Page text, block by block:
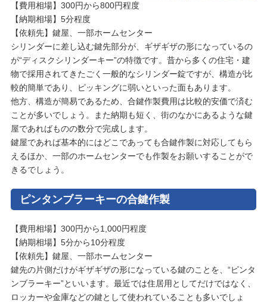
【費用相場】300円から800円程度
【納期相場】5分程度
【依頼先】鍵屋、一部ホームセンター
シリンダーに差し込む鍵先部分が、ギザギザの形になっているの
が“ディスクシリンダーキー”の特徴です。昔から多くの住宅・建
物で採用されてきたごく一般的なシリンダー錠ですが、構造が比
較的簡単であり、ピッキングに弱いといった面もあります。
他方、構造が簡易であるため、合鍵作製費用は比較的安価で済む
ことが多いでしょう。また納期も短く、街のなかにあるような鍵
屋であればものの数分で完成します。
鍵屋であれば基本的にはどこであっても合鍵作製に対応してもら
えるほか、一部のホームセンターでも作製をお願いすることがで
きるでしょう。
ピンタンブラーキーの合鍵作製
【費用相場】300円から1,000円程度
【納期相場】5分から10分程度
【依頼先】鍵屋、一部ホームセンター
鍵先の片側だけがギザギザの形になっている鍵のことを、“ピンタ
ンブラーキー”といいます。最近では住居用としてだけではなく、
ロッカーや金庫などの鍵として使われていることも多いでしょ